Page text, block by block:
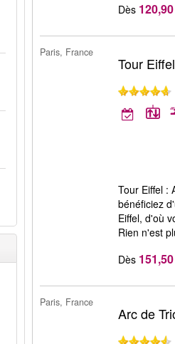
Dès
Paris, France
Tour
Tour Eiffel :
bénéficiez
Eiffel, d'où
Rien n'est
Dès
Paris, France
Arc de